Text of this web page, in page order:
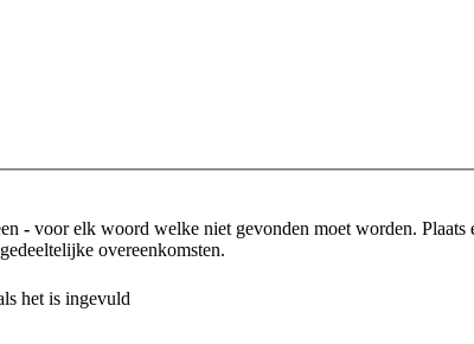
- voor elk woord welke niet gevonden moet worden. Plaats
overeenkomsten.
het is ingevuld